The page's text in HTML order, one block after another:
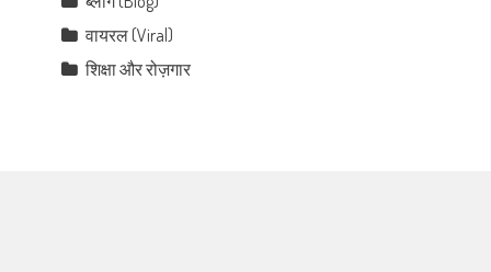
वायरल (Viral)
शिक्षा और रोज़गार